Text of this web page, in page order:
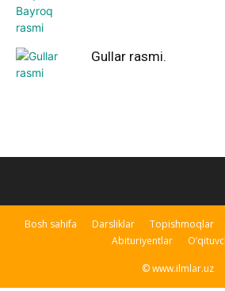
Gullar rasmi.
Bosh sahifa Darsliklar Topishmoqlar
Abituriyentlar
© www.ilmlar.uz